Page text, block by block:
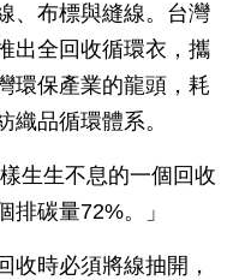
、布標與縫線。台灣
出全回收循環衣，攜
環保產業的龍頭，耗
織品循環體系。
生生不息的一個回收
排碳量72%。」
收時必須將線抽開，